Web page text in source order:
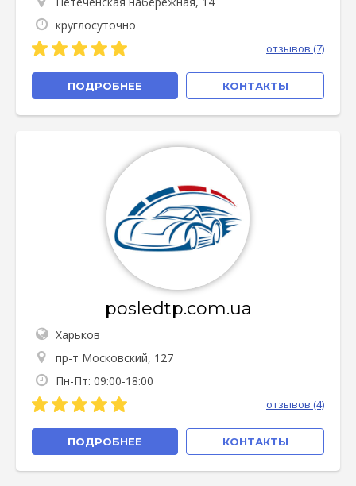
круглосуточно
отзывов (7)
ПОДРОБНЕЕ КОНТАКТЫ
posledtp.com.ua
Харьков
пр-т Московский, 127
Пн-Пт: 09:00-18:00
отзывов (4)
ПОДРОБНЕЕ КОНТАКТЫ